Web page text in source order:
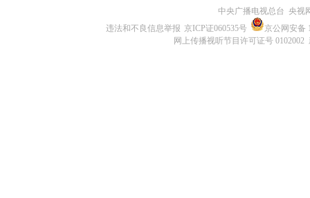
中央广播电视总台 央视
违法和不良信息举报 京ICP证060535号
京公网安备
网上传播视听节目许可证号 0102002